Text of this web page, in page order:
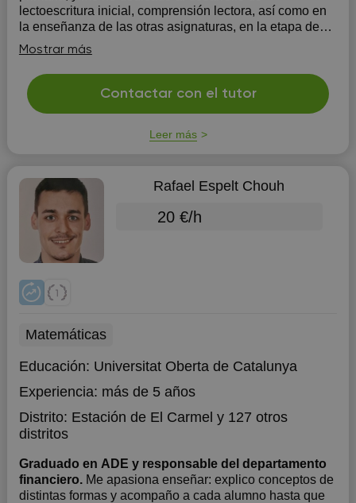
lectoescritura inicial, comprensión lectora, así como en
la enseñanza de las otras asignaturas, en la etapa de
primaria. De manera complementaria, también he
enseñado español a personas no hispanoparlantes.
Mostrar más
Contactar con el tutor
Leer más
Rafael Espelt Chouh
20 €/h
Matemáticas
Educación: Universitat Oberta de Catalunya
Experiencia: más de 5 años
Distrito: Estación de El Carmel y 127 otros
distritos
Graduado en ADE y responsable del departamento
financiero. Me apasiona enseñar: explico conceptos de
distintas formas y acompaño a cada alumno hasta que